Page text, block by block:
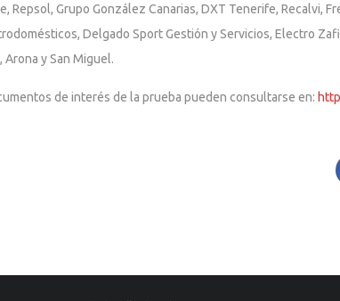
Repsol, Grupo González Canarias, DXT Tenerife, Recalvi,
Delgado Sport Gestión y Servicios, Electro
Arona y San Miguel.
de interés de la prueba pueden consultarse en: